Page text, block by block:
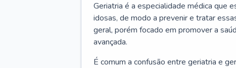
Geriatria é a especialidade médica que
idosas, de modo a prevenir e tratar
geral, porém focado em promover a
avançada.
É comum a confusão entre geriatria e